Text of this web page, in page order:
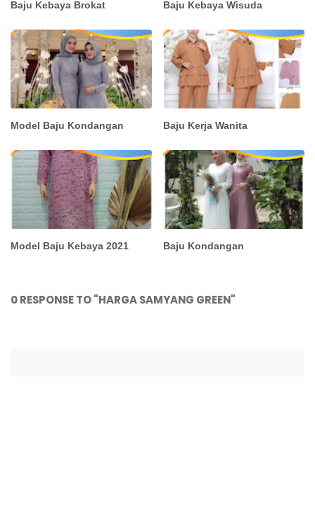
Baju Kebaya Brokat Baju Kebaya Wisuda
Model Baju Kondangan Baju Kerja Wanita
Model Baju Kebaya 2021 Baju Kondangan
0 RESPONSE TO "HARGA SAMYANG GREEN"